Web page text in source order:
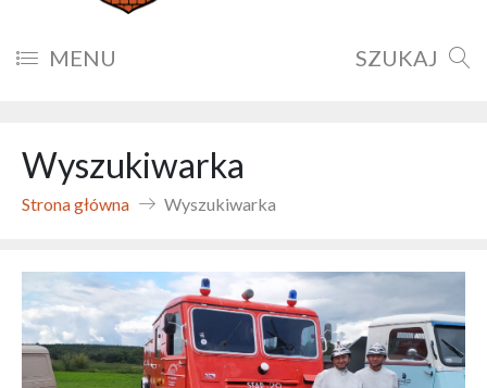
MENU SZUKAJ
Wyszukiwarka
Strona główna Wyszukiwarka